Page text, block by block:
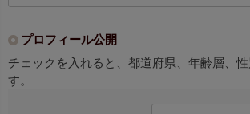
プロフィール公開
チェックを入れると、都道府県、年齢層、
す。